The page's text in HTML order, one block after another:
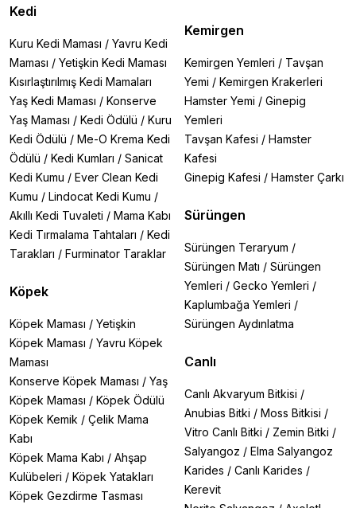
Kedi
Kuru Kedi Maması / Yavru Kedi
Maması / Yetişkin Kedi Maması
Kısırlaştırılmış Kedi Mamaları
Yaş Kedi Maması / Konserve
Yaş Maması / Kedi Ödülü / Kuru
Kedi Ödülü / Me-O Krema Kedi
Ödülü / Kedi Kumları / Sanicat
Kedi Kumu / Ever Clean Kedi
Kumu / Lindocat Kedi Kumu /
Akıllı Kedi Tuvaleti / Mama Kabı
Kedi Tırmalama Tahtaları / Kedi
Tarakları / Furminator Taraklar
Köpek
Köpek Maması / Yetişkin
Köpek Maması / Yavru Köpek
Maması
Konserve Köpek Maması / Yaş
Köpek Maması / Köpek Ödülü
Köpek Kemik / Çelik Mama
Kabı
Köpek Mama Kabı / Ahşap
Kulübeleri / Köpek Yatakları
Köpek Gezdirme Tasması
Kemirgen
Kemirgen Yemleri / Tavşan
Yemi / Kemirgen Krakerleri
Hamster Yemi / Ginepig
Yemleri
Tavşan Kafesi / Hamster
Kafesi
Ginepig Kafesi / Hamster Çarkı
Sürüngen
Sürüngen Teraryum /
Sürüngen Matı / Sürüngen
Yemleri / Gecko Yemleri /
Kaplumbağa Yemleri /
Sürüngen Aydınlatma
Canlı
Canlı Akvaryum Bitkisi /
Anubias Bitki / Moss Bitkisi /
Vitro Canlı Bitki / Zemin Bitki /
Salyangoz / Elma Salyangoz
Karides / Canlı Karides /
Kerevit